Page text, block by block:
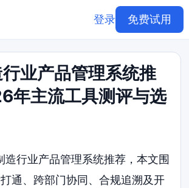
登录 免费试用
业产品管理系统推
年主流工具测评与选
造行业产品管理系统推荐，本文围
通、跨部门协同、合规追溯及开